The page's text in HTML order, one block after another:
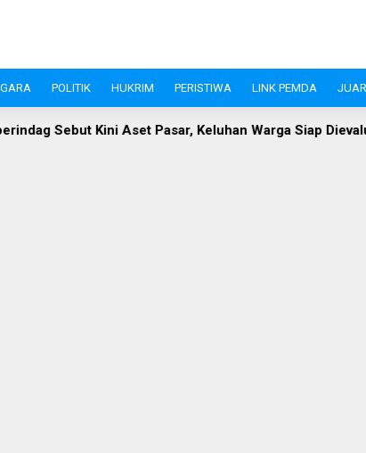
POLITIK HUKRIM PERISTIWA LINK PEMDA
Pasar, Keluhan Warga Siap Dievaluasi Perangi